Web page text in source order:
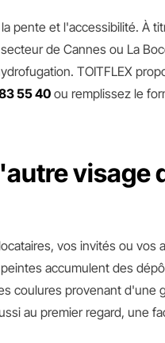
pente et l'accessibilité. À
de Cannes ou La
TOITFLEX
55 40 ou remplissez le
visage
vos invités ou vos
accumulent des
coulures provenant d'une
au premier regard, une